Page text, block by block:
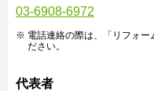
03-6908-6972
電話連絡の際は、「リフォー
ださい。
代表者